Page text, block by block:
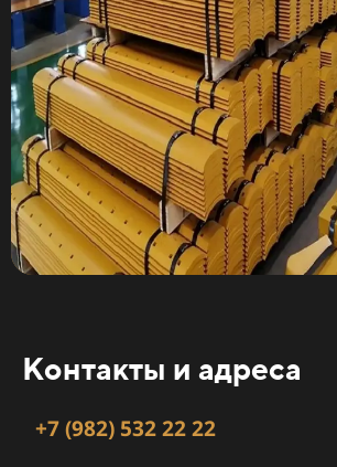
Контакты и адреса
+7 (982) 532 22 22